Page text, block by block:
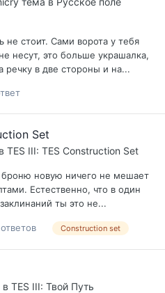
не стоит. Сами ворота у тебя
несут, это больше украшалка,
в две стороны и на...
Set
TES III: TES Construction Set
броню новую ничего не мешает
Естественно, что в один
ты это не...
Construction set
в TES III: Твой Путь